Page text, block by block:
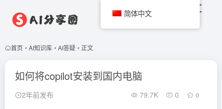
首页 • AI知识库 • AI答疑 • 正文
如何将copilot安装到国内电脑
2年前发布 79.7K 0 0
简体中文